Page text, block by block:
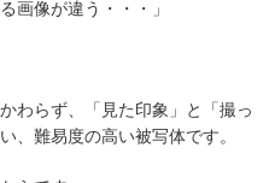
画像が違う・・・」
わらず、「見た印象」と「撮っ
、難易度の高い被写体です。